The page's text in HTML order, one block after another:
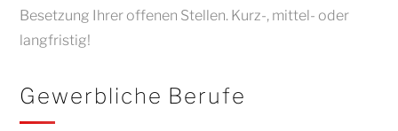
Besetzung Ihrer offenen Stellen. Kurz-, mittel- oder
langfristig!
Gewerbliche Berufe